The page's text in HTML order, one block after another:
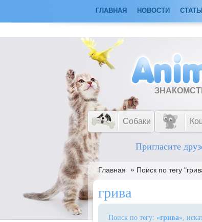
ГЛАВНАЯ НОВОСТИ
Собаки
Пригласите
Главная » Поиск по тегу
грива
Поиск по тегу: «грива»,